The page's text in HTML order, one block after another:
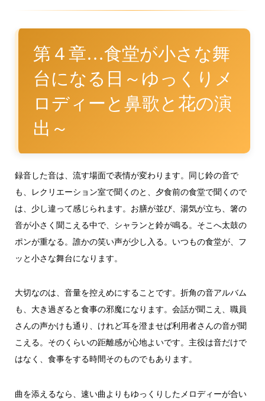
第４章…食堂が小さな舞
台になる日～ゆっくりメ
ロディーと鼻歌と花の演
出～
録音した音は、流す場面で表情が変わります。同じ鈴の音で
も、レクリエーション室で聞くのと、夕食前の食堂で聞くので
は、少し違って感じられます。お膳が並び、湯気が立ち、箸の
音が小さく聞こえる中で、シャランと鈴が鳴る。そこへ太鼓の
ポンが重なる。誰かの笑い声が少し入る。いつもの食堂が、フ
ッと小さな舞台になります。
大切なのは、音量を控えめにすることです。折角の音アルバム
も、大き過ぎると食事の邪魔になります。会話が聞こえ、職員
さんの声かけも通り、けれど耳を澄ませば利用者さんの音が聞
こえる。そのくらいの距離感が心地よいです。主役は音だけで
はなく、食事をする時間そのものでもあります。
曲を添えるなら、速い曲よりもゆっくりしたメロディーが合い